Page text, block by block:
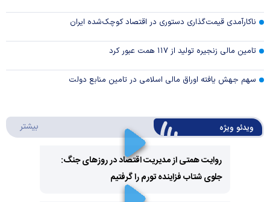
ناکارآمدی قیمت‌گذاری دستوری در اقتصاد کوچک‌شده ایران
تامین مالی زنجیره تولید از ۱۱۷ همت عبور کرد
سهم جهش یافته اوراق مالی اسلامی در تامین منابع دولت
ویدئو ویژه بیشتر
Play
روایت همتی از مدیریت اقتصاد در روزهای جنگ:
جلوی شتاب فزاینده تورم را گرفتیم